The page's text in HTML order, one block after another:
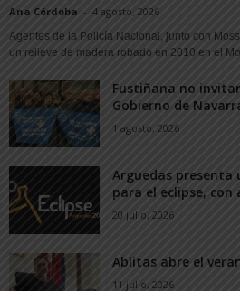
Ana Córdoba - 4 agosto, 2026
Agentes de la Policía Nacional, junto con
un relieve de madera robado en 2010 en el
Fustiñana no
Gobierno de
1 agosto, 2026
Arguedas
para el eclipse,
20 julio, 2026
Ablitas abre el
11 julio, 2026